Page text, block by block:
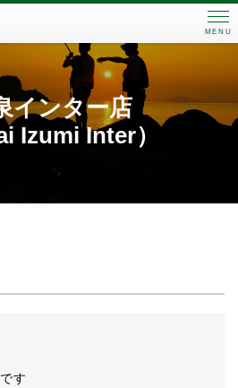
MENU
インター店
Izumi Inter）
す